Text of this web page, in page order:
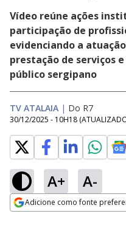
Vídeo reúne ações
participação de
evidenciando a
prestação de serviços
público sergipano
TV ATALAIA | Do R7
30/12/2025 - 10H18
A+ A-
Adicione como fonte